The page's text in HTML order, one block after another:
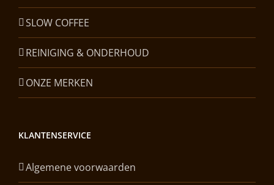
SLOW COFFEE
REINIGING & ONDERHOUD
ONZE MERKEN
KLANTENSERVICE
Algemene voorwaarden